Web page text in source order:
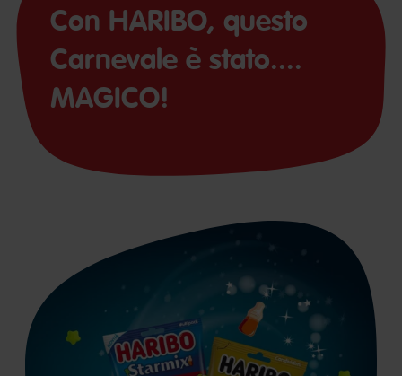
Con HARIBO, questo
Carnevale è stato....
MAGICO!